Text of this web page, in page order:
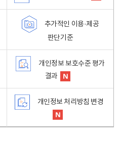
추가적인 이용·제공
판단기준
개인정보 보호수준 평가
결과
개인정보 처리방침 변경